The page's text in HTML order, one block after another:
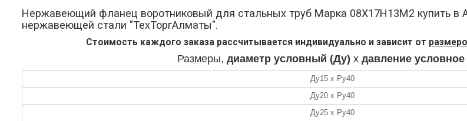
Нержавеющий фланец воротниковый для стальных труб Марка 08Х17Н13М2 купить в
нержавеющей стали "ТехТоргАлматы".
Стоимость каждого заказа рассчитывается индивидуально и зависит от
Размеры, диаметр условный (Ду) х давление условное
Ду15 х Ру40
Ду20 х Ру40
Ду25 х Ру40